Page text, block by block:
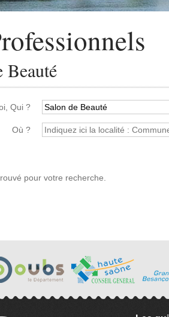
Beauté
Qui ?
Où ?
pour votre recherche.